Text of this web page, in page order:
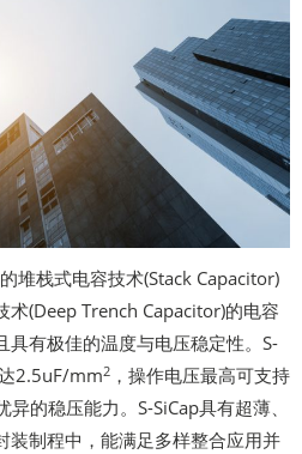
堆栈式电容技术(Stack Capacitor)
术(Deep Trench Capacitor)的电容
具有极佳的温度与电压稳定性。S-
2.5uF/mm2 ，操作电压最高可支持
的稳压能力。S-SiCap具有超薄、
装制程中，能满足多样整合应用并